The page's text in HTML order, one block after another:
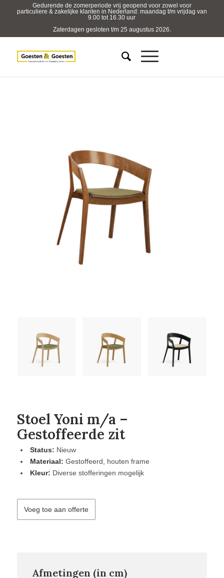
Gedurende de zomerperiode vrij geopend voor zowel voor
particuliere & zakelijke klanten in Nederland: maandag t/m vrijdag van
9.00 tot 16.30 uur
Zaterdagen gesloten t/m 25 augustus 2026.
Stoel Yoni m/a –
Gestoffeerde zit
Status: Nieuw
Materiaal: Gestoffeerd, houten frame
Kleur: Diverse stofferingen mogelijk
Voeg toe aan offerte
Afmetingen (in cm)